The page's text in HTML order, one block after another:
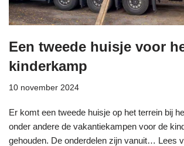
Een tweede huisje voor
kinderkamp
10 november 2024
Er komt een tweede huisje op het terrein bij
onder andere de vakantiekampen voor de
gehouden. De onderdelen zijn vanuit… Lees